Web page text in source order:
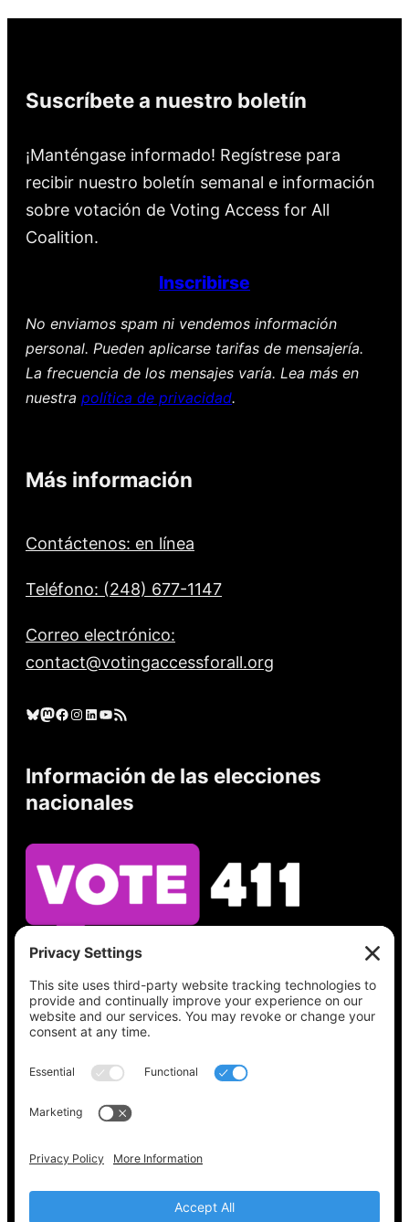
Suscríbete a nuestro boletín
¡Manténgase informado! Regístrese para
recibir nuestro boletín semanal e información
sobre votación de Voting Access for All
Coalition.
Inscribirse
No enviamos spam ni vendemos información
personal. Pueden aplicarse tarifas de mensajería.
La frecuencia de los mensajes varía. Lea más en
nuestra política de privacidad.
Más información
Contáctenos: en línea
Teléfono: (248) 677-1147
Correo electrónico:
contact@votingaccessforall.org
Cielo azul Mastodonte Facebook Instagram LinkedIn YouTube Feed RSS
Información de las elecciones
nacionales
Vea lo que hay en su boleta, encuentre su
lugar de votación, verifique el estado de su
registro y obtenga toda la información
electoral que necesita enVote411.org.
Por favor no utilice:
Derechos de autor © 2022-2024 Coalición de